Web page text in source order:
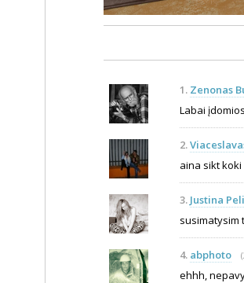
1. Zenonas
Labai
2.
aina sikt
3. Justina
susimatysim
4. abphoto
ehhh,